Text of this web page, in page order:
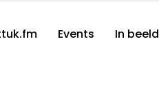
Events In beeld